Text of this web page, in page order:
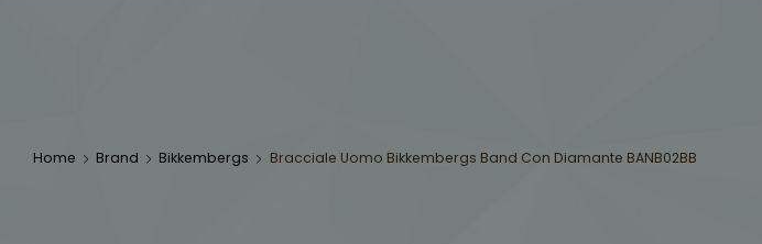
Home Brand Bikkembergs Bracciale Uomo Bikkembergs Band Con Diamante BANB02BB